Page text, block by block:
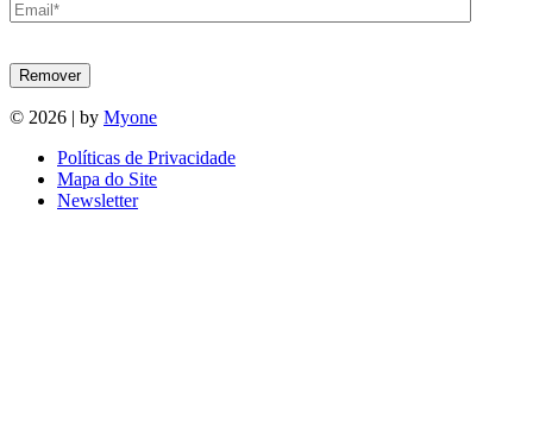
© 2026 | by Myone
Políticas de Privacidade
Mapa do Site
Newsletter